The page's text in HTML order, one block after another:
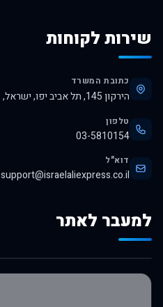
שירות לקוחות
כתובת המשרד
הירקון 145, תל אביב יפו, ישראל, 6345313
טלפון
03-5810154
דוא"ל
support@israelaliexpress.co.il
למעבר לאתר
לרכישה באלי אקספרס